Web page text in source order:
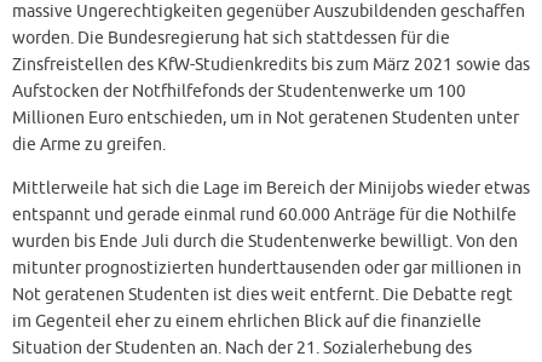
massive Ungerechtigkeiten gegenüber Auszubildenden geschaffen
worden. Die Bundesregierung hat sich stattdessen für die
Zinsfreistellen des KfW-Studienkredits bis zum März 2021 sowie das
Aufstocken der Notfhilfefonds der Studentenwerke um 100
Millionen Euro entschieden, um in Not geratenen Studenten unter
die Arme zu greifen.
Mittlerweile hat sich die Lage im Bereich der Minijobs wieder etwas
entspannt und gerade einmal rund 60.000 Anträge für die Nothilfe
wurden bis Ende Juli durch die Studentenwerke bewilligt. Von den
mitunter prognostizierten hunderttausenden oder gar millionen in
Not geratenen Studenten ist dies weit entfernt. Die Debatte regt
im Gegenteil eher zu einem ehrlichen Blick auf die finanzielle
Situation der Studenten an. Nach der 21. Sozialerhebung des